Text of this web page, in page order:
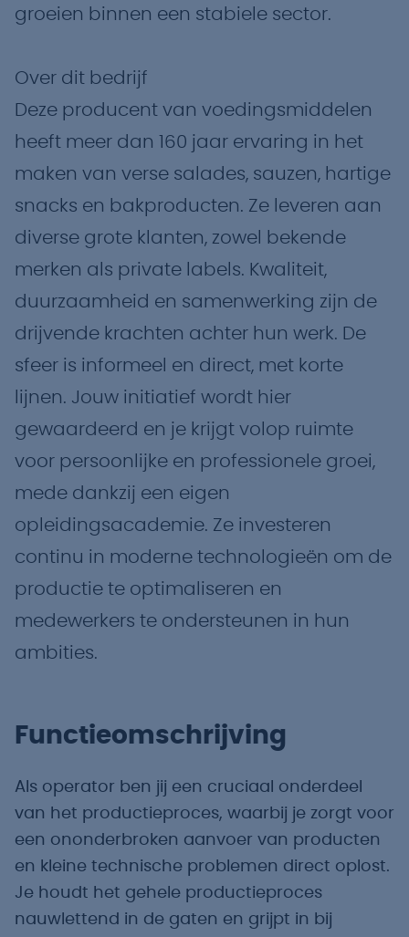
groeien binnen een stabiele sector.
Over dit bedrijf
Deze producent van voedingsmiddelen
heeft meer dan 160 jaar ervaring in het
maken van verse salades, sauzen, hartige
snacks en bakproducten. Ze leveren aan
diverse grote klanten, zowel bekende
merken als private labels. Kwaliteit,
duurzaamheid en samenwerking zijn de
drijvende krachten achter hun werk. De
sfeer is informeel en direct, met korte
lijnen. Jouw initiatief wordt hier
gewaardeerd en je krijgt volop ruimte
voor persoonlijke en professionele groei,
mede dankzij een eigen
opleidingsacademie. Ze investeren
continu in moderne technologieën om de
productie te optimaliseren en
medewerkers te ondersteunen in hun
ambities.
Functieomschrijving
Als operator ben jij een cruciaal onderdeel
van het productieproces, waarbij je zorgt voor
een ononderbroken aanvoer van producten
en kleine technische problemen direct oplost.
Je houdt het gehele productieproces
nauwlettend in de gaten en grijpt in bij